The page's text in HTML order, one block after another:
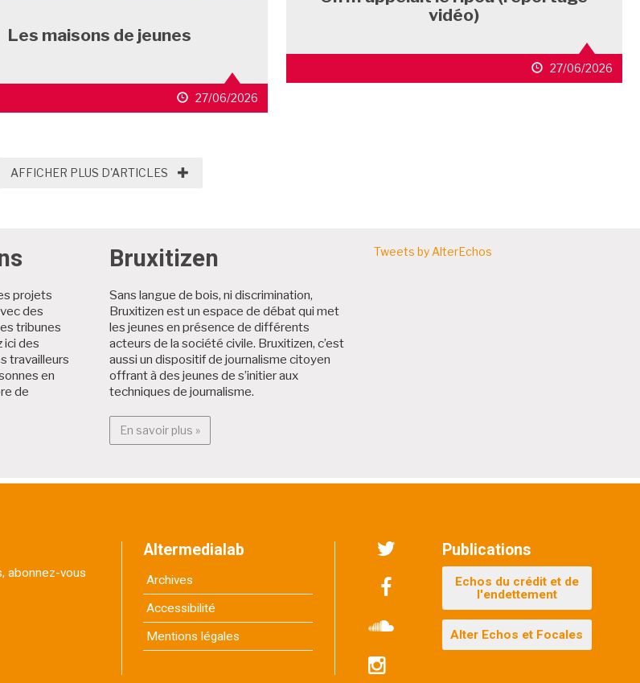
Les maisons de jeunes
27/06/2026
vidéo)
27/06/2026
AFFICHER PLUS D'ARTICLES AFFICHER PLUS D'ARTICLES
projets
des
tribunes
ici des
travailleurs
en
de
: Projets citoyens
Bruxitizen
Sans langue de bois, ni discrimination,
Bruxitizen est un espace de débat qui met
les jeunes en présence de différents
acteurs de la société civile. Bruxitizen, c’est
aussi un dispositif de journalisme citoyen
offrant à des jeunes de s’initier aux
techniques de journalisme.
En savoir plus »En savoir plus : Bruxitizen
Tweets by AlterEchos
abonnez-vous
Altermedialab
Archives
Accessibilité
Mentions légales
Facebook
Instagram
Publications
Echos du crédit et de
l'endettement
Alter Echos et Focales